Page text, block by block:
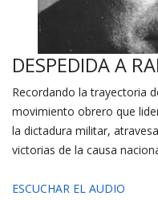
DESPEDIDA A
Recordando la trayectoria
movimiento obrero que
la dictadura militar,
victorias de la causa
ESCUCHAR EL AUDIO